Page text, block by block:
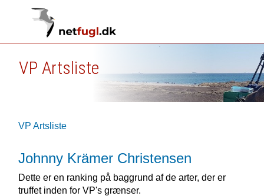
VP Artsliste
VP Artsliste
Johnny Krämer Christensen
Dette er en ranking på baggrund af de arter, der er
truffet inden for VP's grænser.